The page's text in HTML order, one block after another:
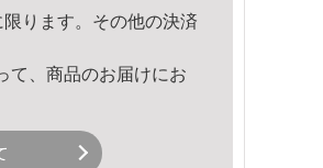
ります。その他の決済
て、商品のお届けにお